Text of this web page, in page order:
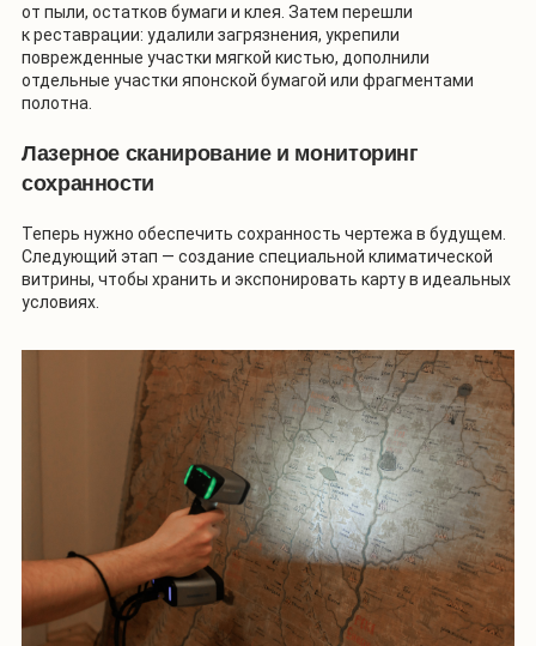
от пыли, остатков бумаги и клея. Затем перешли
к реставрации: удалили загрязнения, укрепили
поврежденные участки мягкой кистью, дополнили
отдельные участки японской бумагой или фрагментами
полотна.
Лазерное сканирование и мониторинг
сохранности
Теперь нужно обеспечить сохранность чертежа в будущем.
Следующий этап — создание специальной климатической
витрины, чтобы хранить и экспонировать карту в идеальных
условиях.